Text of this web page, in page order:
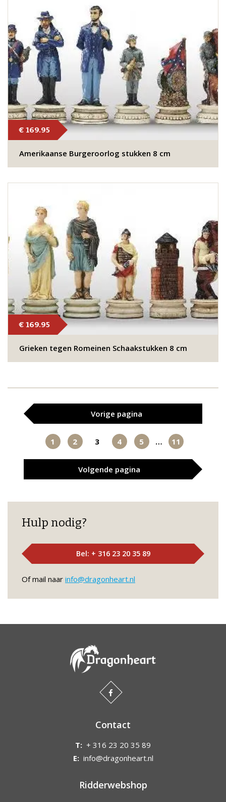
€ 169.95
Amerikaanse Burgeroorlog stukken 8 cm
€ 169.95
Grieken tegen Romeinen Schaakstukken 8 cm
Vorige pagina
1 2 3 4 5 … 11
Volgende pagina
Hulp nodig?
Bel: + 316 23 20 35 89
Of mail naar info@dragonheart.nl
Contact
T: + 316 23 20 35 89
E: info@dragonheart.nl
Ridderwebshop